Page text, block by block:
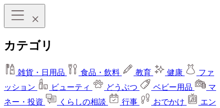
カテゴリ
雑貨・日用品 食品・飲料 教育 健康
ファ
ッション
ビューティ どうぶつ ベビー用品
マ
ネー・投資
くらしの相談 行事 おでかけ
エン